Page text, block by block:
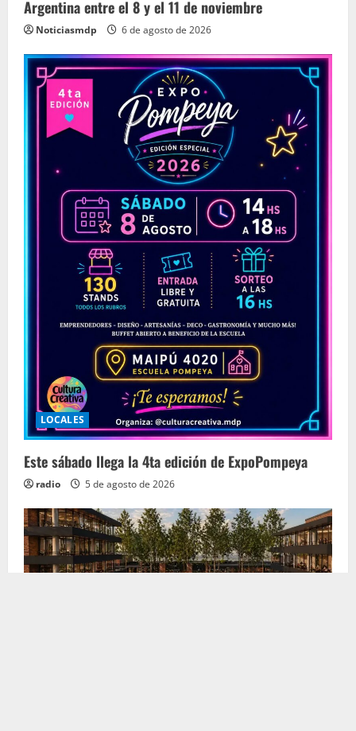
Argentina entre el 8 y el 11 de noviembre
Noticiasmdp 6 de agosto de 2026
LOCALES
Este sábado llega la 4ta edición de ExpoPompeya
radio 5 de agosto de 2026